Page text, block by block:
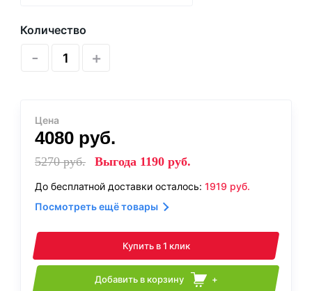
Количество
- +
Цена
4080 руб.
5270руб. Выгода 1190 руб.
До бесплатной доставки осталось: 1919 руб.
Посмотреть ещё товары
Купить в 1 клик
Добавить в корзину +